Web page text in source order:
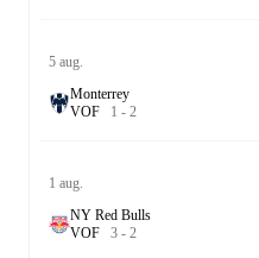
5 aug.
Monterrey
VOF 1 - 2
1 aug.
NY Red Bulls
VOF 3 - 2